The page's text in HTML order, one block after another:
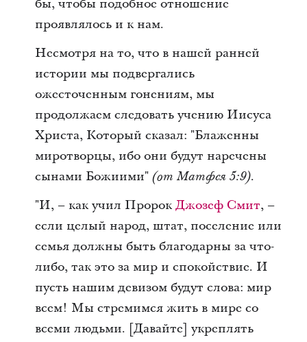
бы, чтобы подобное отношение
проявлялось и к нам.
Несмотря на то, что в нашей ранней
истории мы подвергались
ожесточенным гонениям, мы
продолжаем следовать учению Иисуса
Христа, Который сказал: "Блаженны
миротворцы, ибо они будут наречены
сынами Божиими" (от Матфея 5:9).
"И, – как учил Пророк Джозеф Смит, –
если целый народ, штат, поселение или
семья должны быть благодарны за что-
либо, так это за мир и спокойствие. И
пусть нашим девизом будут слова: мир
всем! Мы стремимся жить в мире со
всеми людьми. [Давайте] укреплять